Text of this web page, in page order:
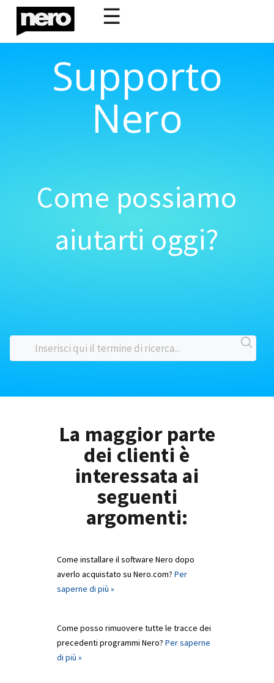
☰
Supporto
Nero
Come possiamo
aiutarti oggi?
La maggior parte
dei clienti è
interessata ai
seguenti
argomenti:
Come installare il software Nero dopo
averlo acquistato su Nero.com? Per
saperne di più »
Come posso rimuovere tutte le tracce dei
precedenti programmi Nero? Per saperne
di più »